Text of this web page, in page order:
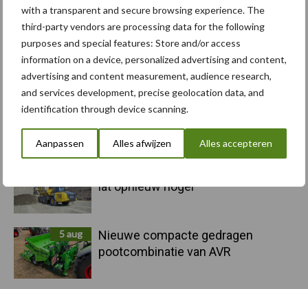
with a transparent and secure browsing experience. The
third-party vendors are processing data for the following
purposes and special features: Store and/or access
information on a device, personalized advertising and content,
advertising and content measurement, audience research,
and services development, precise geolocation data, and
identification through device scanning.
Aanpassen Alles afwijzen Alles accepteren
5 aug
Albourgh Tyres breidt uit naar
nieuwe marktsegmenten
5 aug
Caterpillar breidt gamma
lat opnieuw hoger
5 aug
Nieuwe compacte gedragen
pootcombinatie van AVR